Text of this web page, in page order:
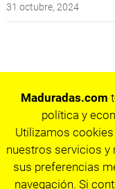
31 octubre, 2024
Maduradas.com
política y
Utilizamos
nuestros servicios y
sus preferencias
navegación. Si